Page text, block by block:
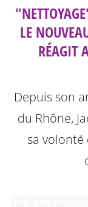
LE
RÉAGIT
Depuis son
du Rhône,
sa volonté